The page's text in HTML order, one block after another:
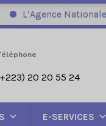
L’Agence Nationale
20 20 55 24
E-SERVICES